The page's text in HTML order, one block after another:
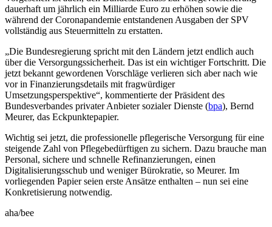
dauerhaft um jährlich ein Milliarde Euro zu erhöhen sowie die
während der Coronapandemie entstandenen Ausgaben der SPV
vollständig aus Steuermitteln zu erstatten.
„Die Bundesregierung spricht mit den Ländern jetzt endlich auch
über die Versorgungssicherheit. Das ist ein wichtiger Fortschritt. Die
jetzt bekannt gewordenen Vorschläge verlieren sich aber nach wie
vor in Finanzierungsdetails mit fragwürdiger
Umsetzungsperspektive“, kommentierte der Präsident des
Bundesverbandes privater Anbieter sozialer Dienste (bpa), Bernd
Meurer, das Eckpunktepapier.
Wichtig sei jetzt, die professionelle pflegerische Versorgung für eine
steigende Zahl von Pflegebedürftigen zu sichern. Dazu brauche man
Personal, sichere und schnelle Refinanzierungen, einen
Digitalisierungsschub und weniger Bürokratie, so Meurer. Im
vorliegenden Papier seien erste Ansätze enthalten – nun sei eine
Konkretisierung notwendig.
aha/bee